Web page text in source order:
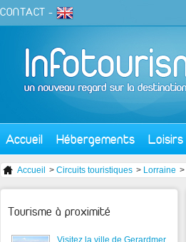
CONTACT -
Accueil Hébergements Loisirs
Accueil > Circuits touristiques > Lorraine >
Tourisme à proximité
Visitez la ville de Gerardmer